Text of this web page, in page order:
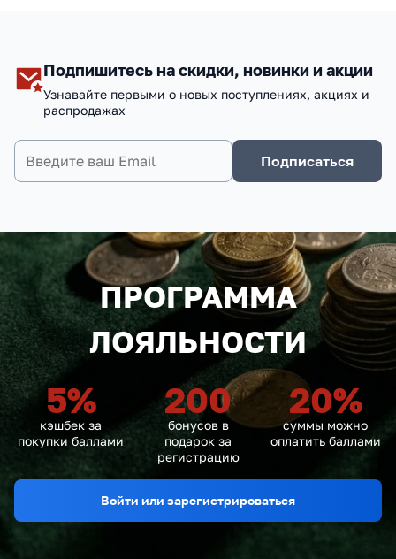
Подпишитесь на скидки, новинки и акции
Узнавайте первыми о новых поступлениях, акциях и
распродажах
Подписаться
ПРОГРАММА
ЛОЯЛЬНОСТИ
5%
кэшбек за
покупки баллами
200
бонусов в
подарок за
регистрацию
20%
суммы можно
оплатить баллами
Войти или зарегистрироваться